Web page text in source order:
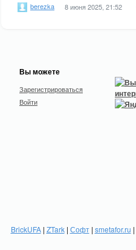
berezka 8 июня 2025, 21:52
Вы можете
Зарегистрироваться
Войти
BrickUFA| ZTark| Софт| smetafor.ru |